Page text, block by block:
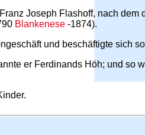
Joseph Flashoff, nach dem
Blankenese -1874).
und beschäftigte sich
er Ferdinands Höh; und so